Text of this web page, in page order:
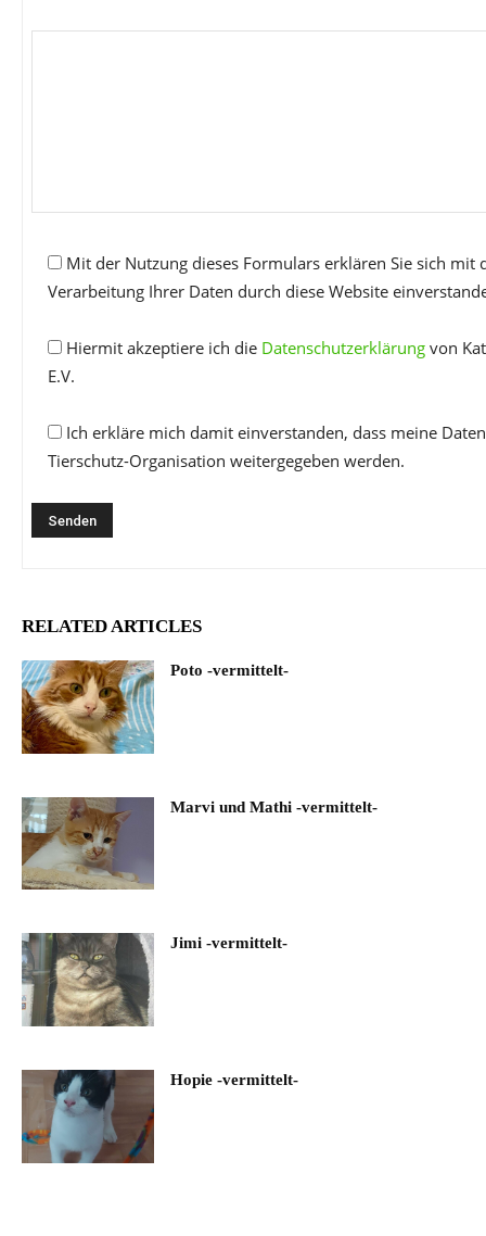
Mit der Nutzung dieses Formulars erklären Sie sich mit
Verarbeitung Ihrer Daten durch diese Website
Hiermit akzeptiere ich die Datenschutzerklärung von
E.V.
Ich erkläre mich damit einverstanden, dass meine
Tierschutz-Organisation weitergegeben werden.
RELATED ARTICLES
Poto -vermittelt-
Marvi und Mathi -vermittelt-
Jimi -vermittelt-
Hopie -vermittelt-